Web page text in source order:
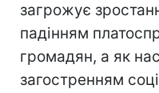
загрожує
падінням
громадян, а як
загостренням